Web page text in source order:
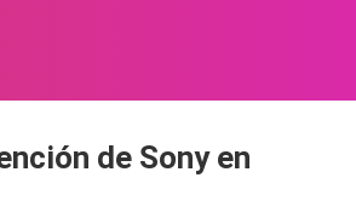
de Sony en